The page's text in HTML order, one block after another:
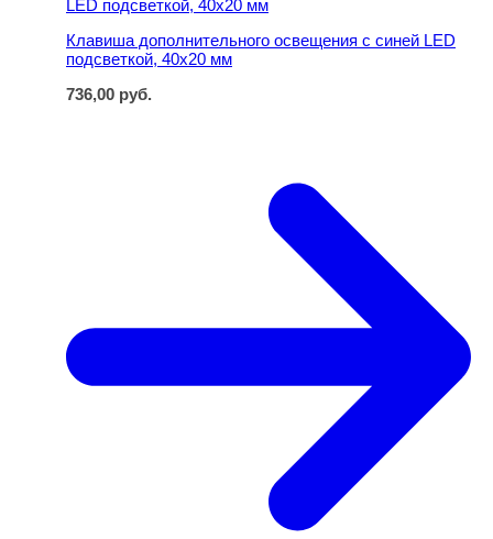
Клавиша дополнительного освещения с синей LED
подсветкой, 40x20 мм
736,00 руб.